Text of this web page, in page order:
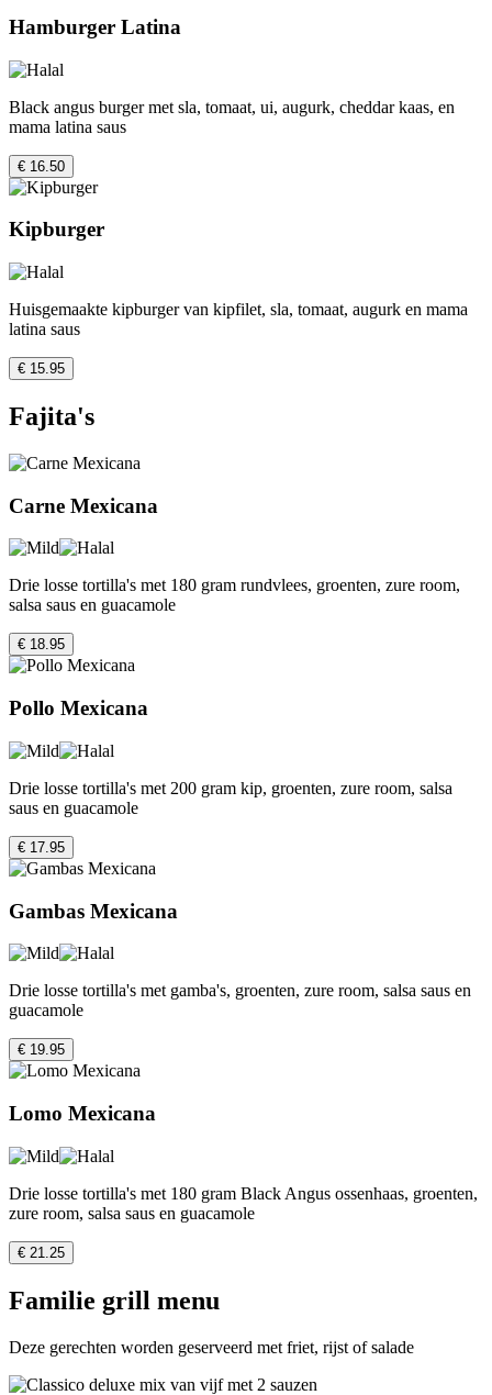
Hamburger Latina
Black angus burger met sla, tomaat, ui, augurk, cheddar kaas, en
mama latina saus
€ 16.50
Kipburger
Huisgemaakte kipburger van kipfilet, sla, tomaat, augurk en mama
latina saus
€ 15.95
Fajita's
Carne Mexicana
Drie losse tortilla's met 180 gram rundvlees, groenten, zure room,
salsa saus en guacamole
€ 18.95
Pollo Mexicana
Drie losse tortilla's met 200 gram kip, groenten, zure room, salsa
saus en guacamole
€ 17.95
Gambas Mexicana
Drie losse tortilla's met gamba's, groenten, zure room, salsa saus en
guacamole
€ 19.95
Lomo Mexicana
Drie losse tortilla's met 180 gram Black Angus ossenhaas, groenten,
zure room, salsa saus en guacamole
€ 21.25
Familie grill menu
Deze gerechten worden geserveerd met friet, rijst of salade